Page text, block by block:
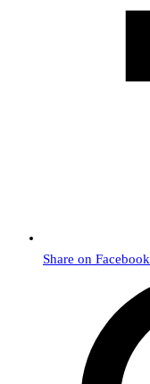
Share on Facebook